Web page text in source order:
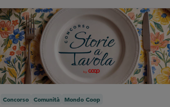
Concorso Comunità Mondo Coop